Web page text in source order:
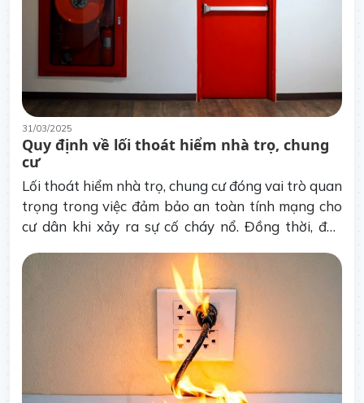
31/03/2025
Quy định về lối thoát hiểm nhà trọ, chung
cư
Lối thoát hiểm nhà trọ, chung cư đóng vai trò quan
trọng trong việc đảm bảo an toàn tính mạng cho
cư dân khi xảy ra sự cố cháy nổ. Đồng thời, đây